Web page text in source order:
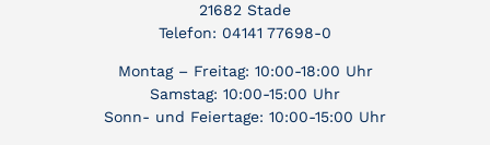
21682 Stade
Telefon: 04141 77698-0
Montag – Freitag: 10:00-18:00 Uhr
Samstag: 10:00-15:00 Uhr
Sonn- und Feiertage: 10:00-15:00 Uhr